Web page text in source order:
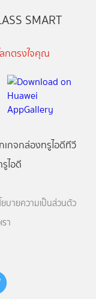
SMART
กตรงใจคุณ
เกจกล่องทรูไอดีทีวี
ไอดี
ยบายความเป็นส่วนตัว
า